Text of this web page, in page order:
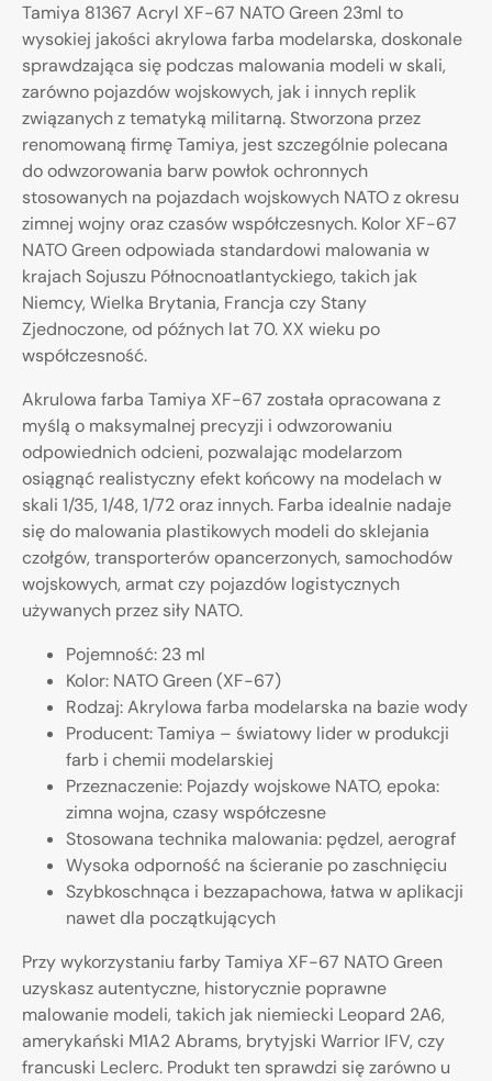
Tamiya 81367 Acryl XF-67 NATO Green 23ml to
wysokiej jakości akrylowa farba modelarska, doskonale
sprawdzająca się podczas malowania modeli w skali,
zarówno pojazdów wojskowych, jak i innych replik
związanych z tematyką militarną. Stworzona przez
renomowaną firmę Tamiya, jest szczególnie polecana
do odwzorowania barw powłok ochronnych
stosowanych na pojazdach wojskowych NATO z okresu
zimnej wojny oraz czasów współczesnych. Kolor XF-67
NATO Green odpowiada standardowi malowania w
krajach Sojuszu Północnoatlantyckiego, takich jak
Niemcy, Wielka Brytania, Francja czy Stany
Zjednoczone, od późnych lat 70. XX wieku po
współczesność.
Akrulowa farba Tamiya XF-67 została opracowana z
myślą o maksymalnej precyzji i odwzorowaniu
odpowiednich odcieni, pozwalając modelarzom
osiągnąć realistyczny efekt końcowy na modelach w
skali 1/35, 1/48, 1/72 oraz innych. Farba idealnie nadaje
się do malowania plastikowych modeli do sklejania
czołgów, transporterów opancerzonych, samochodów
wojskowych, armat czy pojazdów logistycznych
używanych przez siły NATO.
Pojemność: 23 ml
Kolor: NATO Green (XF-67)
Rodzaj: Akrylowa farba modelarska na bazie wody
Producent: Tamiya – światowy lider w produkcji
farb i chemii modelarskiej
Przeznaczenie: Pojazdy wojskowe NATO, epoka:
zimna wojna, czasy współczesne
Stosowana technika malowania: pędzel, aerograf
Wysoka odporność na ścieranie po zaschnięciu
Szybkoschnąca i bezzapachowa, łatwa w aplikacji
nawet dla początkujących
Przy wykorzystaniu farby Tamiya XF-67 NATO Green
uzyskasz autentyczne, historycznie poprawne
malowanie modeli, takich jak niemiecki Leopard 2A6,
amerykański M1A2 Abrams, brytyjski Warrior IFV, czy
francuski Leclerc. Produkt ten sprawdzi się zarówno u